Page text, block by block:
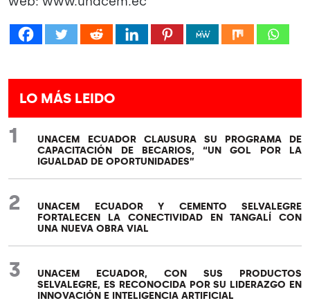
LO MÁS LEIDO
1
UNACEM ECUADOR CLAUSURA SU PROGRAMA DE
CAPACITACIÓN DE BECARIOS, “UN GOL POR LA
IGUALDAD DE OPORTUNIDADES”
2
UNACEM ECUADOR Y CEMENTO SELVALEGRE
FORTALECEN LA CONECTIVIDAD EN TANGALÍ CON
UNA NUEVA OBRA VIAL
3
UNACEM ECUADOR, CON SUS PRODUCTOS
SELVALEGRE, ES RECONOCIDA POR SU LIDERAZGO EN
INNOVACIÓN E INTELIGENCIA ARTIFICIAL